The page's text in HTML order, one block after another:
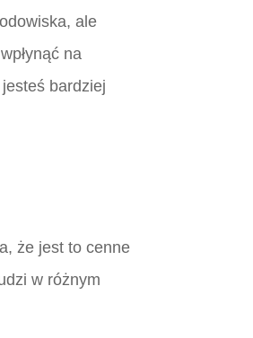
ale
na
bardziej
że jest to cenne
w różnym